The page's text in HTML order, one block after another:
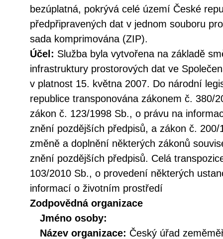
bezúplatná, pokrývá celé území České
předpřipravených dat v jednom souboru
sada komprimována (ZIP).
Účel: Služba byla vytvořena na základě
infrastruktury prostorových dat ve
v platnost 15. května 2007. Do národní
republice transponována zákonem č. 380/
zákon č. 123/1998 Sb., o právu na
znění pozdějších předpisů, a zákon č.
změně a doplnění některých zákonů
znění pozdějších předpisů. Celá
103/2010 Sb., o provedení některých
informací o životním prostředí
Zodpovědná organizace
Jméno osoby:
Název organizace: Český úřad